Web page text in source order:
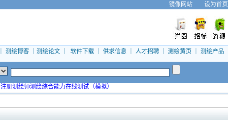
镜像网站 设为首页
测绘博客｜ 测绘论文｜ 软件下载｜ 供求信息｜ 人才招聘｜ 测绘黄页 测绘产品
注册测绘师测绘综合能力在线测试（模拟）